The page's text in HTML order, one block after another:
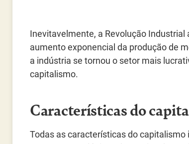
Inevitavelmente, a Revolução
aumento exponencial da produção de
a indústria se tornou o setor mais
capitalismo.
Características do
Todas as características do